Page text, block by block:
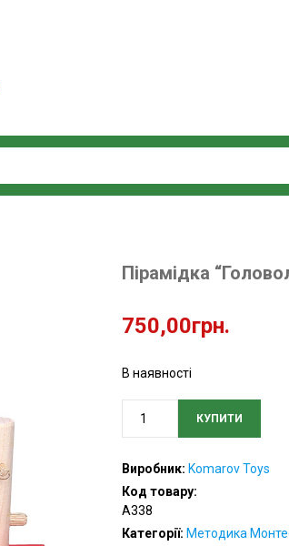
Пірамідка
750,00грн.
В наявності
Пірамідка
3
в
1”
КУПИТИ
Виробник: Komarov Toys
Код товару:
A338
Категорії: Методика